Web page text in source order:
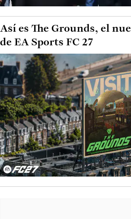
Así es The Grounds, el
de EA Sports FC 27